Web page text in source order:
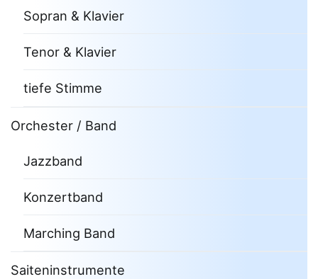
Sopran & Klavier
Tenor & Klavier
tiefe Stimme
Orchester / Band
Jazzband
Konzertband
Marching Band
Saiteninstrumente